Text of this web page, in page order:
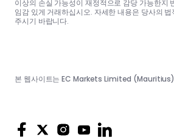
이상의 손실 가능성이 재정적으로 감당 가능한지
임감 있게 거래하십시오. 자세한 내용은 당사의 법
주시기 바랍니다.
본 웹사이트는 EC Markets Limited (Mauritius)